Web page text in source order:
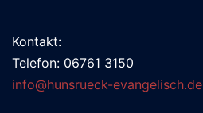
Kontakt:
Telefon: 06761 3150
info@hunsrueck-evangelisch.de